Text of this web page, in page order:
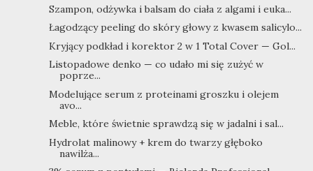
Szampon, odżywka i balsam do ciała z algami i euka...
Łagodzący peeling do skóry głowy z kwasem salicylo...
Kryjący podkład i korektor 2 w 1 Total Cover — Gol...
Listopadowe denko — co udało mi się zużyć w
poprze...
Modelujące serum z proteinami groszku i olejem
avo...
Meble, które świetnie sprawdzą się w jadalni i sal...
Hydrolat malinowy + krem do twarzy głęboko
nawilża...